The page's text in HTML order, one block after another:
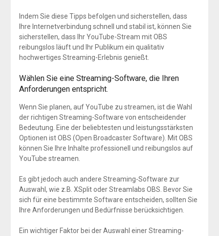
Indem Sie diese Tipps befolgen und sicherstellen, dass
Ihre Internetverbindung schnell und stabil ist, können Sie
sicherstellen, dass Ihr YouTube-Stream mit OBS
reibungslos läuft und Ihr Publikum ein qualitativ
hochwertiges Streaming-Erlebnis genießt.
Wählen Sie eine Streaming-Software, die Ihren
Anforderungen entspricht.
Wenn Sie planen, auf YouTube zu streamen, ist die Wahl
der richtigen Streaming-Software von entscheidender
Bedeutung. Eine der beliebtesten und leistungsstärksten
Optionen ist OBS (Open Broadcaster Software). Mit OBS
können Sie Ihre Inhalte professionell und reibungslos auf
YouTube streamen.
Es gibt jedoch auch andere Streaming-Software zur
Auswahl, wie z.B. XSplit oder Streamlabs OBS. Bevor Sie
sich für eine bestimmte Software entscheiden, sollten Sie
Ihre Anforderungen und Bedürfnisse berücksichtigen.
Ein wichtiger Faktor bei der Auswahl einer Streaming-